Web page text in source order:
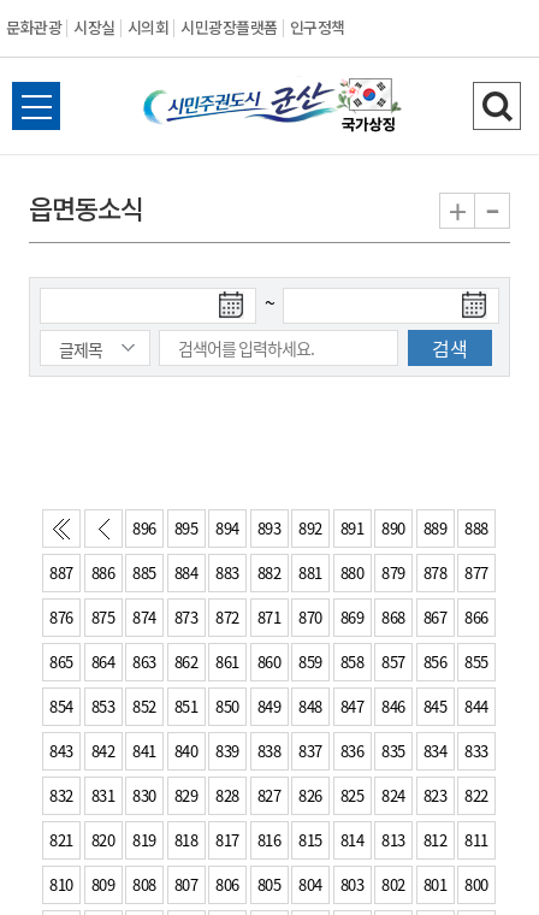
문화관광 시장실 시의회 시민광장플랫폼 인구정책
시
민
권
도
시
산
전
체
뉴
열
검
색
기
읍면동소식 + -
색
시
~
색
종
896 895 894 893 892 891 890 889
888
887
886 885 884 883 882 881 880 879 878
877
876
875 874 873 872 871 870 869 868 867
866
865
864 863 862 861 860 859 858 857 856
855
854
853 852 851 850 849 848 847 846 845
844
843
842 841 840 839 838 837 836 835 834
833
832
831 830 829 828 827 826 825 824 823
822
821
820 819 818 817 816 815 814 813 812
811
810
809 808 807 806 805 804 803 802 801
800